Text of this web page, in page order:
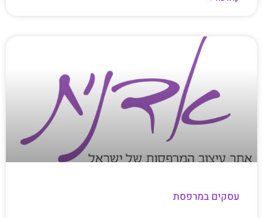
עסקים במרפסת